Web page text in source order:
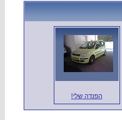
הפנדה שלי!